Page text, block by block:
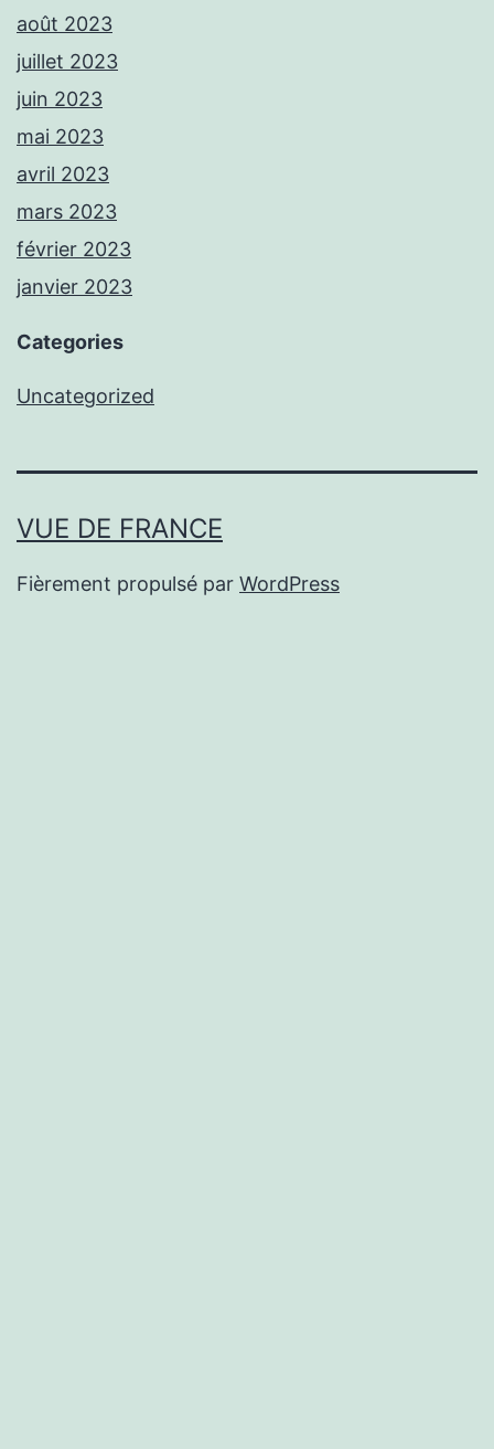
août 2023
juillet 2023
juin 2023
mai 2023
avril 2023
mars 2023
février 2023
janvier 2023
Categories
Uncategorized
VUE DE FRANCE
Fièrement propulsé par WordPress